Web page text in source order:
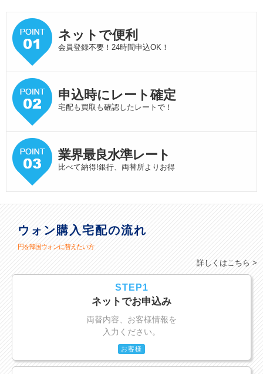
ネットで便利
会員登録不要！24時間申込OK！
申込時にレート確定
宅配も買取も確認したレートで！
業界最良水準レート
比べて納得!銀行、両替所よりお得
ウォン購入宅配の流れ
円を韓国ウォンに替えたい方
詳しくはこちら >
STEP1
ネットでお申込み
両替内容、お客様情報を
入力ください。
お客様